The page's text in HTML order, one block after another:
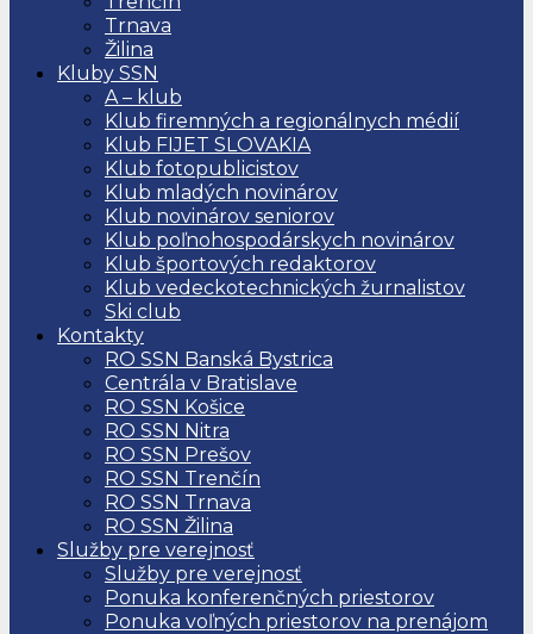
Trnava
Žilina
Kluby SSN
A – klub
Klub firemných a regionálnych médií
Klub FIJET SLOVAKIA
Klub fotopublicistov
Klub mladých novinárov
Klub novinárov seniorov
Klub poľnohospodárskych novinárov
Klub športových redaktorov
Klub vedeckotechnických žurnalistov
Ski club
Kontakty
RO SSN Banská Bystrica
Centrála v Bratislave
RO SSN Košice
RO SSN Nitra
RO SSN Prešov
RO SSN Trenčín
RO SSN Trnava
RO SSN Žilina
Služby pre verejnosť
Služby pre verejnosť
Ponuka konferenčných priestorov
Ponuka voľných priestorov na prenájom